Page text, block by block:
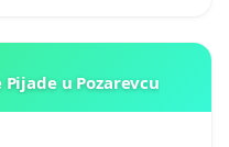
u Pozarevcu